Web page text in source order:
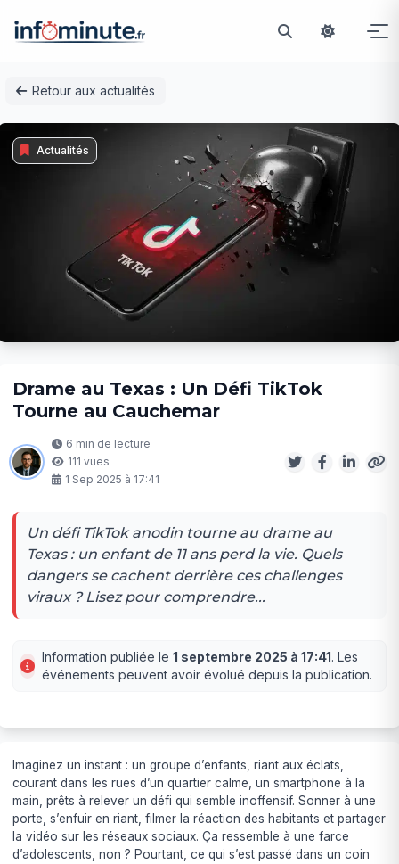
Retour aux actualités
Actualités
Drame au Texas : Un Défi TikTok
Tourne au Cauchemar
6 min de lecture
111 vues
1 Sep 2025 à 17:41
Un défi TikTok anodin tourne au drame au
Texas : un enfant de 11 ans perd la vie. Quels
dangers se cachent derrière ces challenges
viraux ? Lisez pour comprendre...
Information publiée le1 septembre 2025 à 17:41. Les
événements peuvent avoir évolué depuis la publication.
Imaginez un instant : un groupe d’enfants, riant aux éclats,
courant dans les rues d’un quartier calme, un smartphone à la
main, prêts à relever un défi qui semble inoffensif. Sonner à une
porte, s’enfuir en riant, filmer la réaction des habitants et partager
la vidéo sur les réseaux sociaux. Ça ressemble à une farce
d’adolescents, non ? Pourtant, ce qui s’est passé dans un coin